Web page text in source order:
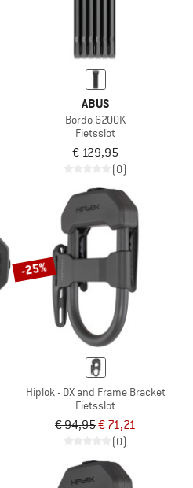
ABUS
Bordo 6200K
Fietsslot
€ 129,95
(0)
-25%
Hiplok - DX and Frame Bracket
Fietsslot
€ 94,95€ 71,21
(0)